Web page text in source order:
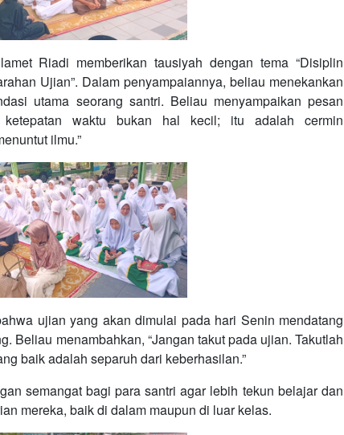
Riadi memberikan tausiyah dengan tema “Disiplin
Ujian”. Dalam penyampaiannya, beliau menekankan
utama seorang santri. Beliau menyampaikan pesan
ketepatan waktu bukan hal kecil; itu adalah cermin
ilmu.”
ujian yang akan dimulai pada hari Senin mendatang
Beliau menambahkan, “Jangan takut pada ujian. Takutlah
baik adalah separuh dari keberhasilan.”
semangat bagi para santri agar lebih tekun belajar dan
mereka, baik di dalam maupun di luar kelas.